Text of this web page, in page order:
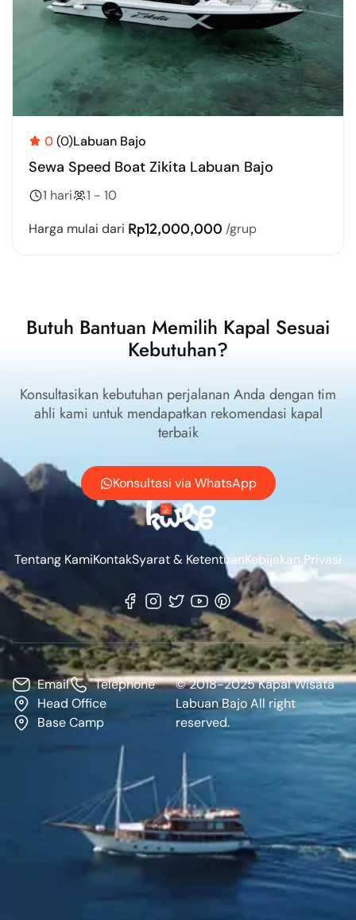
0(0)Labuan Bajo
Sewa Speed Boat Zikita Labuan Bajo
1 hari
1 - 10
Harga mulai dari Rp12,000,000 /grup
Butuh Bantuan Memilih Kapal Sesuai
Kebutuhan?
Konsultasikan kebutuhan perjalanan Anda dengan tim
ahli kami untuk mendapatkan rekomendasi kapal
terbaik
Konsultasi via WhatsApp
Tentang KamiKontakSyarat & KetentuanKebijakan Privasi
Email
Telephone
Head Office
Base Camp
© 2018-2025 Kapal Wisata
Labuan Bajo All right
reserved.